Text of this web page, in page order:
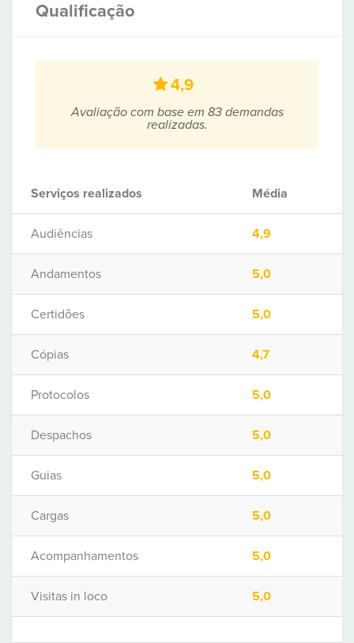
Qualificação
4,9
Avaliação com base em 83 demandas
realizadas.
Serviços realizados Média
Audiências 4,9
Andamentos 5,0
Certidões 5,0
Cópias 4,7
Protocolos 5,0
Despachos 5,0
Guias 5,0
Cargas 5,0
Acompanhamentos 5,0
Visitas in loco 5,0